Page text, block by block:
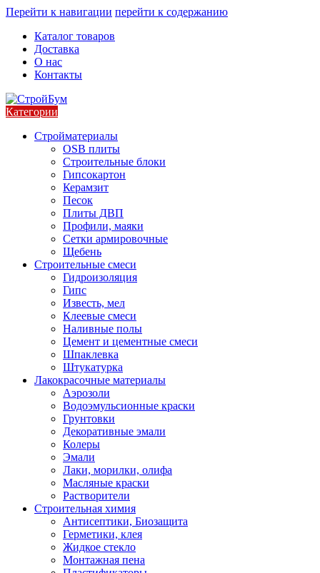
Перейти к навигации перейти к содержанию
Каталог товаров
Доставка
О нас
Контакты
Категории
Стройматериалы
OSB плиты
Строительные блоки
Гипсокартон
Керамзит
Песок
Плиты ДВП
Профили, маяки
Сетки армировочные
Щебень
Строительные смеси
Гидроизоляция
Гипс
Известь, мел
Клеевые смеси
Наливные полы
Цемент и цементные смеси
Шпаклевка
Штукатурка
Лакокрасочные материалы
Аэрозоли
Водоэмульсионные краски
Грунтовки
Декоративные эмали
Колеры
Эмали
Лаки, морилки, олифа
Масляные краски
Растворители
Строительная химия
Антисептики, Биозащита
Герметики, клея
Жидкое стекло
Монтажная пена